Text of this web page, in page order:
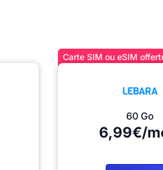
Carte SIM ou eSIM
60 Go
6,99€/